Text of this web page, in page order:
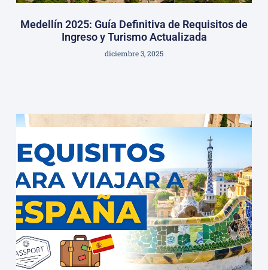
Medellín 2025: Guía Definitiva de Requisitos de
Ingreso y Turismo Actualizada
diciembre 3, 2025